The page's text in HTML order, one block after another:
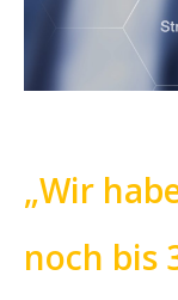
„Wir
noch bis